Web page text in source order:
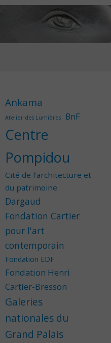
Ankama
Atelier des Lumières BnF
Centre
Pompidou
Cité de l'architecture et
du patrimoine
Dargaud
Fondation Cartier
pour l'art
contemporain
Fondation EDF
Fondation Henri
Cartier-Bresson
Galeries
nationales du
Grand Palais